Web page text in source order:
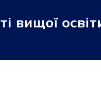
вищої